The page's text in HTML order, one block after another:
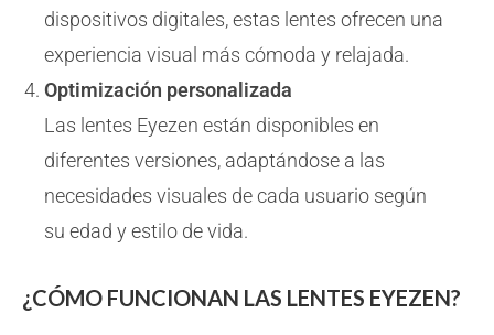
dispositivos digitales, estas lentes ofrecen una
experiencia visual más cómoda y relajada.
Optimización personalizada
Las lentes Eyezen están disponibles en
diferentes versiones, adaptándose a las
necesidades visuales de cada usuario según
su edad y estilo de vida.
¿CÓMO FUNCIONAN LAS LENTES EYEZEN?